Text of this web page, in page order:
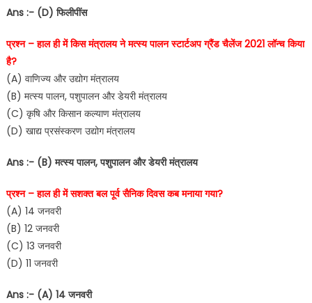
Ans :- (D) फिलीपींस
प्रश्न – हाल ही में किस मंत्रालय ने मत्स्य पालन स्टार्टअप ग्रैंड चैलेंज 2021 लॉन्च किया
है?
(A) वाणिज्य और उद्योग मंत्रालय
(B) मत्स्य पालन, पशुपालन और डेयरी मंत्रालय
(C) कृषि और किसान कल्याण मंत्रालय
(D) खाद्य प्रसंस्करण उद्योग मंत्रालय
Ans :- (B) मत्स्य पालन, पशुपालन और डेयरी मंत्रालय
प्रश्न – हाल ही में सशक्त बल पूर्व सैनिक दिवस कब मनाया गया?
(A) 14 जनवरी
(B) 12 जनवरी
(C) 13 जनवरी
(D) 11 जनवरी
Ans :- (A) 14 जनवरी